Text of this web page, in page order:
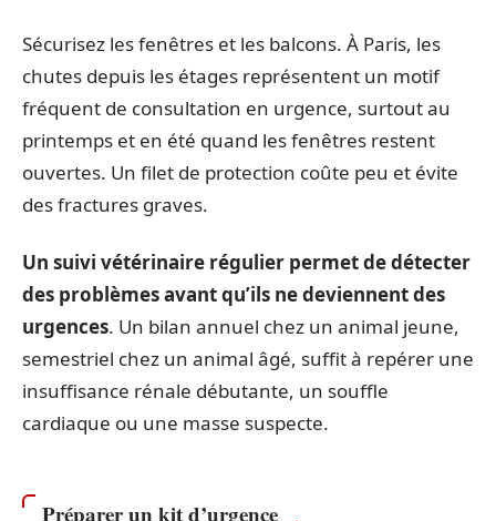
Sécurisez les fenêtres et les balcons. À Paris, les
chutes depuis les étages représentent un motif
fréquent de consultation en urgence, surtout au
printemps et en été quand les fenêtres restent
ouvertes. Un filet de protection coûte peu et évite
des fractures graves.
Un suivi vétérinaire régulier permet de détecter
des problèmes avant qu’ils ne deviennent des
urgences. Un bilan annuel chez un animal jeune,
semestriel chez un animal âgé, suffit à repérer une
insuffisance rénale débutante, un souffle
cardiaque ou une masse suspecte.
Préparer un kit d’urgence